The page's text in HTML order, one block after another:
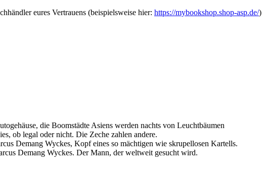
eures Vertrauens (beispielsweise hier: https://mybookshop.shop-asp.de/)
die Boomstädte Asiens werden nachts von Leuchtbäumen
ob legal oder nicht. Die Zeche zahlen andere.
Demang Wyckes, Kopf eines so mächtigen wie skrupellosen Kartells.
Demang Wyckes. Der Mann, der weltweit gesucht wird.